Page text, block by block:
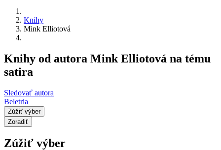
Knihy
Mink Elliotová
Knihy od autora Mink Elliotová na tému
satira
Sledovať autora
Beletria
Zúžiť výber
Zoradiť
Zúžiť výber